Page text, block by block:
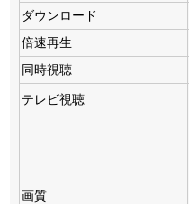
ダウンロード
倍速再生
同時視聴
テレビ視聴
画質